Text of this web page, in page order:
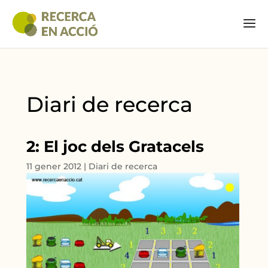
Diari de recerca
2: El joc dels Gratacels
11 gener 2012 | Diari de recerca